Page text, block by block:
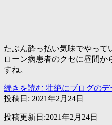
たぶん酔っ払い気味でやって
ローン病患者のクセに昼間
すね。
続きを読む 壮絶にブログのデ
投稿日: 2021年2月24日
投稿更新日:2021年2月24日